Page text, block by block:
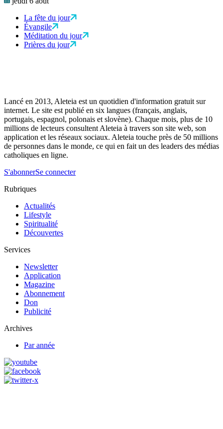
La fête du jour
Évangile
Méditation du jour
Prières du jour
Lancé en 2013, Aleteia est un quotidien d'information gratuit sur
internet. Le site est publié en six langues (français, anglais,
portugais, espagnol, polonais et slovène). Chaque mois, plus de 10
millions de lecteurs consultent Aleteia à travers son site web, son
application et les réseaux sociaux. Aleteia touche près de 50 millions
de personnes dans le monde, ce qui en fait un des leaders des médias
catholiques en ligne.
S'abonnerSe connecter
Rubriques
Actualités
Lifestyle
Spiritualité
Découvertes
Services
Newsletter
Application
Magazine
Abonnement
Don
Publicité
Archives
Par année